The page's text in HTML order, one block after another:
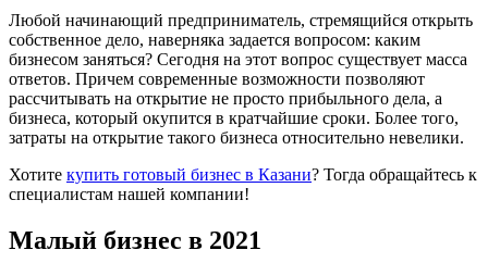
Любой начинающий предприниматель, стремящийся открыть
собственное дело, наверняка задается вопросом: каким
бизнесом заняться? Сегодня на этот вопрос существует масса
ответов. Причем современные возможности позволяют
рассчитывать на открытие не просто прибыльного дела, а
бизнеса, который окупится в кратчайшие сроки. Более того,
затраты на открытие такого бизнеса относительно невелики.
Хотите купить готовый бизнес в Казани? Тогда обращайтесь к
специалистам нашей компании!
Малый бизнес в 2021